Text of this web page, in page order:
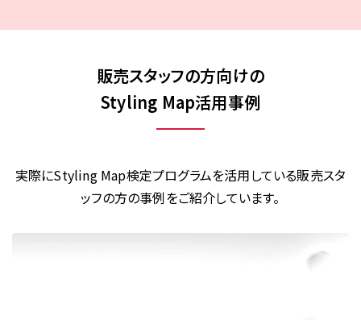
販売スタッフの方向けの
Styling Map活用事例
実際にStyling Map検定プログラムを活用している販売スタ
ッフの方の事例をご紹介しています。